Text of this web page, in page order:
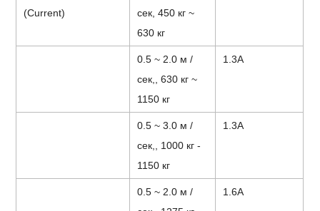
(Current)
сек, 450 кг ~
630 кг
0.5 ~ 2.0 м /
сек,, 630 кг ~
1150 кг
1.3А
0.5 ~ 3.0 м /
сек,, 1000 кг -
1150 кг
1.3А
0.5 ~ 2.0 м /
1.6А